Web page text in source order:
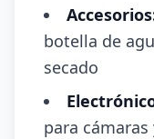
botella de
secado
para